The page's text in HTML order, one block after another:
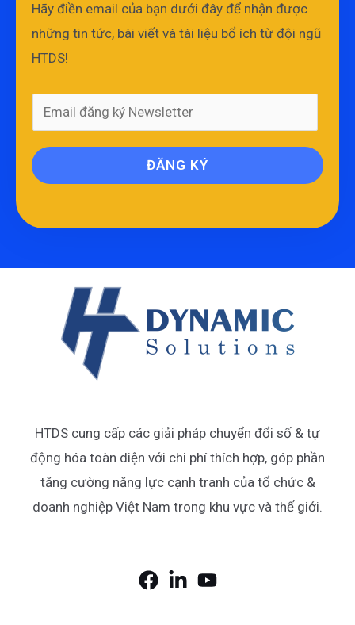
Hãy điền email của bạn dưới đây để nhận được
những tin tức, bài viết và tài liệu bổ ích từ đội ngũ
HTDS!
ĐĂNG KÝ
HTDS cung cấp các giải pháp chuyển đổi số & tự
động hóa toàn diện với chi phí thích hợp, góp phần
tăng cường năng lực cạnh tranh của tổ chức &
doanh nghiệp Việt Nam trong khu vực và thế giới.